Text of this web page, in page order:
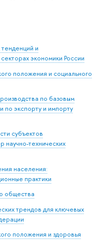
и
экономики России
положения и социального
по базовым
по экспорту и импорту
субъектов
научно-технических
населения:
практики
общества
трендов для ключевых
положения и здоровья